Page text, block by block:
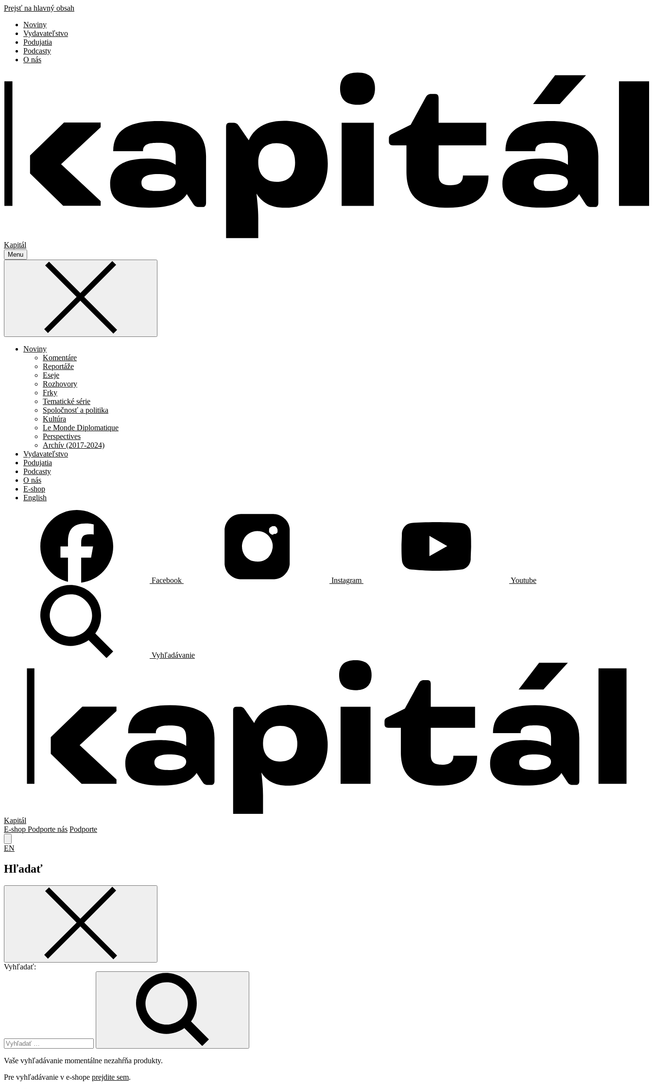
Prejsť na hlavný obsah
Noviny
Vydavateľstvo
Podujatia
Podcasty
O nás
Kapitál
Menu
Noviny
Komentáre
Reportáže
Eseje
Rozhovory
Frky
Tematické série
Spoločnosť a politika
Kultúra
Le Monde Diplomatique
Perspectives
Archív (2017-2024)
Vydavateľstvo
Podujatia
Podcasty
O nás
E-shop
English
Facebook Instagram Youtube
Vyhľadávanie
Kapitál
E-shop Podporte nás Podporte
EN
Hľadať
Vyhľadať:
Vaše vyhľadávanie momentálne nezahŕňa produkty.
Pre vyhľadávanie v e-shope prejdite sem.